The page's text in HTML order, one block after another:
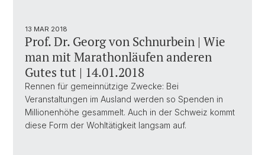
13 MAR 2018
Prof. Dr. Georg von Schnurbein | Wie
man mit Marathonläufen anderen
Gutes tut | 14.01.2018
Rennen für gemeinnützige Zwecke: Bei
Veranstaltungen im Ausland werden so Spenden in
Millionenhöhe gesammelt. Auch in der Schweiz kommt
diese Form der Wohltätigkeit langsam auf.